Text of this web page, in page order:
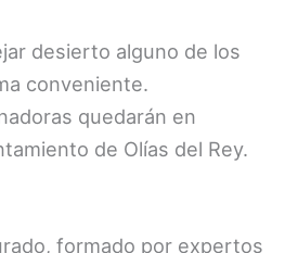
desierto alguno de los
conveniente.
quedarán en
de Olías del Rey.
formado por expertos